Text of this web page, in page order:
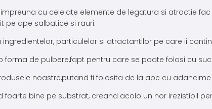
cu celelate elemente de legatura si atractie
pe ape salbatice si rauri.
particulelor si atractantilor pe care ii
de pulbere,fapt pentru care se poate folosi cu
noastre,putand fi folosita de la ape cu
bine pe substrat, creand acolo un nor irezistibil